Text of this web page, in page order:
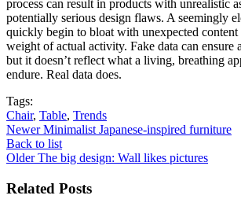
process can result in products with unrealistic
potentially serious design flaws. A seemingly
quickly begin to bloat with unexpected content
weight of actual activity. Fake data can ensure
but it doesn’t reflect what a living, breathing
endure. Real data does.
Tags:
Chair, Table, Trends
Newer Minimalist Japanese-inspired furniture
Back to list
Older The big design: Wall likes pictures
Related Posts